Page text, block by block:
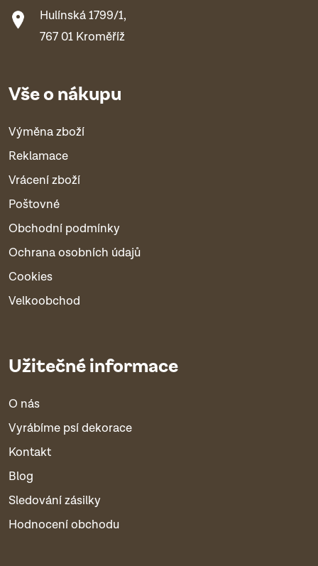
Hulínská 1799/1,
767 01 Kroměříž
Vše o nákupu
Výměna zboží
Reklamace
Vrácení zboží
Poštovné
Obchodní podmínky
Ochrana osobních údajů
Cookies
Velkoobchod
Užitečné informace
O nás
Vyrábíme psí dekorace
Kontakt
Blog
Sledování zásilky
Hodnocení obchodu